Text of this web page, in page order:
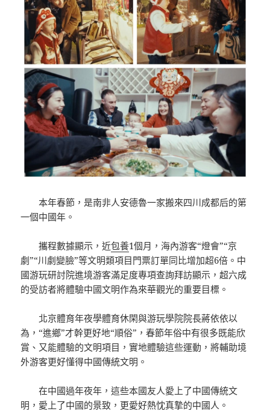
本年春節，是南非人安德魯一家搬來四川成都后的第
一個中國年。
攜程數據顯示，近包養1個月，海內游客“燈會”“京
劇”“川劇變臉”等文明類項目門票訂單同比增加超6倍。中
國游玩研討院進境游客滿足度專項查詢拜訪顯示，超六成
的受訪者將體驗中國文明作為來華觀光的重要目標。
北京體育年夜學體育休閑與游玩學院院長蔣依依以
為，“進鄉”才幹更好地“順俗”，春節年俗中有很多既能欣
賞、又能體驗的文明項目，實地體驗這些運動，將輔助境
外游客更好懂得中國傳統文明。
在中國過年夜年，這些本國友人愛上了中國傳統文
明，愛上了中國的景致，更愛好熱忱真摯的中國人。